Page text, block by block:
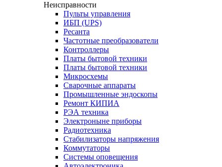
Неисправности
Пульты управления
ИБП (UPS)
Ресанта
Частотные преобразователи
Контроллеры
Платы бытовой техники
Платы бытовой техники
Микросхемы
Сварочные аппараты
Промышленные эндоскопы
Ремонт КИПИА
РЭА техника
Электроныне приборы
Радиотехника
Стабилизаторы напряжения
Коммутаторы
Системы оповещения